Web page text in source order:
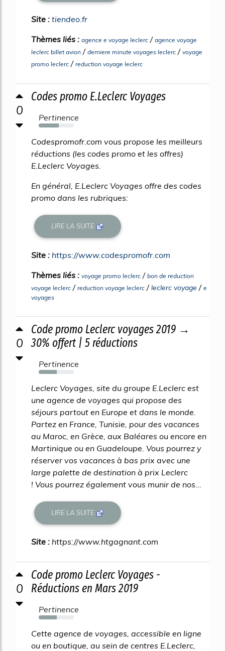
Site : tiendeo.fr
Thèmes liés : agence e voyage leclerc / agence voyage
leclerc billet avion / derniere minute voyages leclerc / voyage
promo leclerc / reduction voyage leclerc
0
Codes promo E.Leclerc Voyages
Pertinence
57%
Codespromofr.com vous propose les meilleurs
réductions (les codes promo et les offres)
E.Leclerc Voyages.
En général, E.Leclerc Voyages offre des codes
promo dans les rubriques:
LIRE LA SUITE
Site : https://www.codespromofr.com
Thèmes liés : voyage promo leclerc / bon de reduction
voyage leclerc / reduction voyage leclerc /leclerc voyage / e
voyages
0
Code promo Leclerc voyages 2019 →
30% offert | 5 réductions
Pertinence
52%
Leclerc Voyages, site du groupe E.Leclerc est
une agence de voyages qui propose des
séjours partout en Europe et dans le monde.
Partez en France, Tunisie, pour des vacances
au Maroc, en Grèce, aux Baléares ou encore en
Martinique ou en Guadeloupe. Vous pourrez y
réserver vos vacances à bas prix avec une
large palette de destination à prix Leclerc
! Vous pourrez également vous munir de nos...
LIRE LA SUITE
Site : https://www.htgagnant.com
0
Code promo Leclerc Voyages -
Réductions en Mars 2019
Pertinence
52%
Cette agence de voyages, accessible en ligne
ou en boutique, au sein de centres E.Leclerc,